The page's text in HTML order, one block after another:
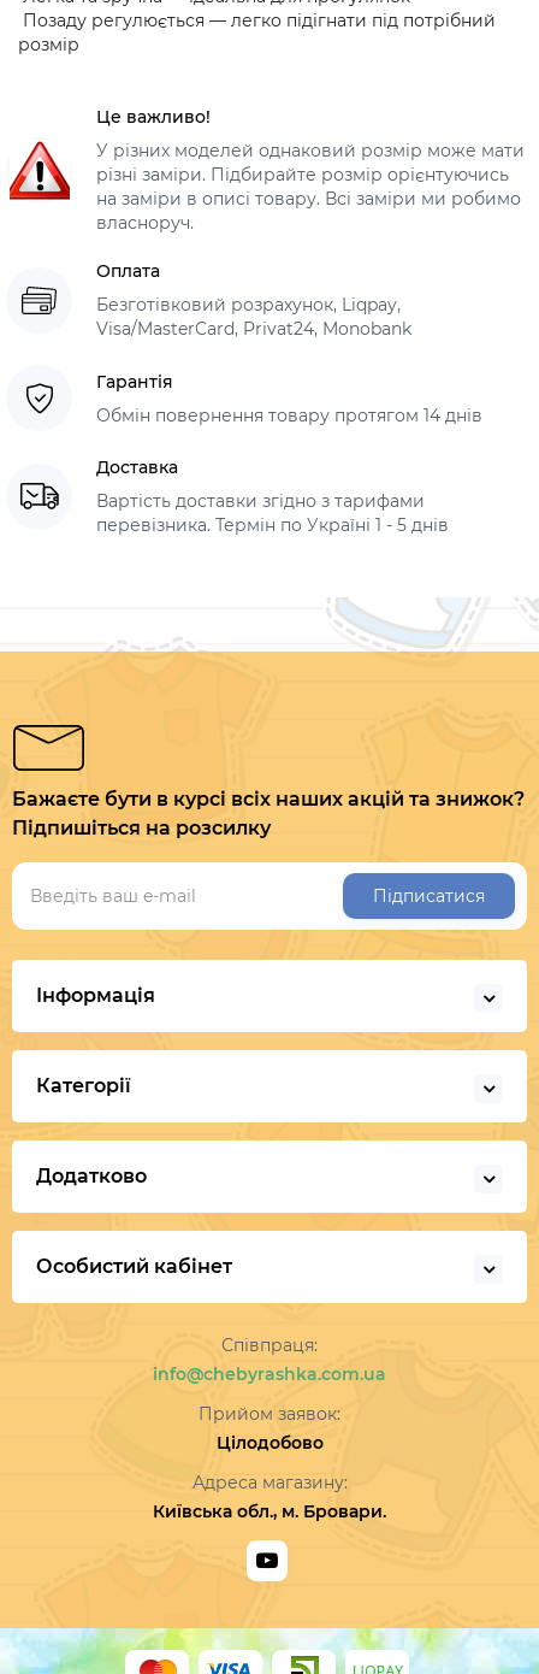
Позаду регулюється — легко підігнати під потрібний
розмір
Це важливо!
У різних моделей однаковий розмір може мати
різні заміри. Підбирайте розмір орієнтуючись
на заміри в описі товару. Всі заміри ми робимо
власноруч.
Оплата
Безготівковий розрахунок, Liqpay,
Visa/MasterCard, Privat24, Monobank
Гарантія
Обмін повернення товару протягом 14 днів
Доставка
Вартість доставки згідно з тарифами
перевізника. Термін по Україні 1 - 5 днів
Бажаєте бути в курсі всіх наших акцій та знижок?
Підпишіться на розсилку
Підписатися
Інформація
Категорії
Додатково
Особистий кабінет
Співпраця:
info@chebyrashka.com.ua
Прийом заявок:
Цілодобово
Адреса магазину:
Київська обл., м. Бровари.